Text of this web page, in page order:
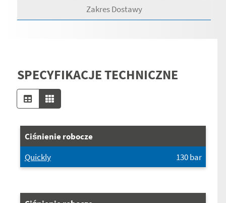
Zakres Dostawy
SPECYFIKACJE TECHNICZNE
Ciśnienie robocze
Quickly
130bar